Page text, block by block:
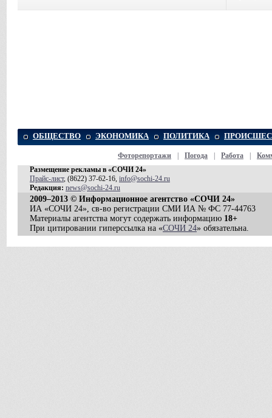
ОБЩЕСТВО ЭКОНОМИКА ПОЛИТИКА
Фоторепортажи Погода Работа
Размещение рекламы в «СОЧИ 24»
Прайс-лист, (8622) 37-62-16, info@sochi-24.ru
Редакция: news@sochi-24.ru
2009–2013 © Информационное агентство «СОЧИ 24»
ИА «СОЧИ 24», св-во регистрации СМИ ИА № ФС 77-44763
Материалы агентства могут содержать информацию 18+
При цитировании гиперссылка на «СОЧИ 24» обязательна.